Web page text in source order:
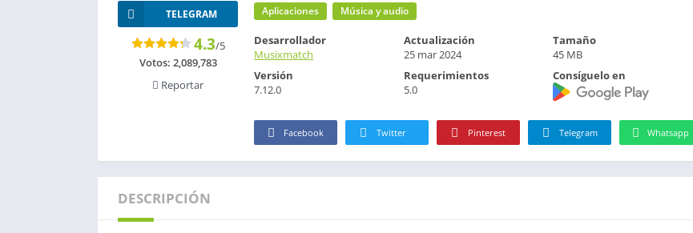
Aplicaciones Música y audio
TELEGRAM
4.3/5
Votos: 2,089,783
Reportar
Desarrollador
Musixmatch
Actualización
25 mar 2024
Tamaño
45 MB
Versión
7.12.0
Requerimientos
5.0
Consíguelo en
Facebook Twitter Pinterest Telegram Whatsapp
DESCRIPCIÓN